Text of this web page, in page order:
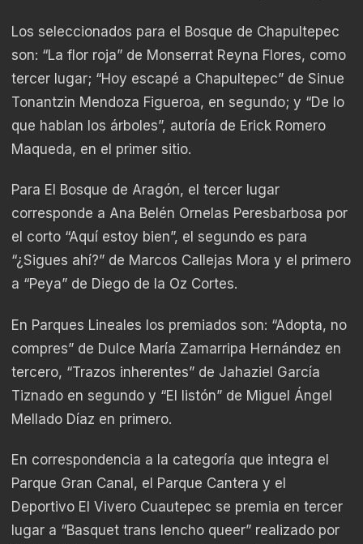
Los seleccionados para el Bosque de Chapultepec
son: “La flor roja” de Monserrat Reyna Flores, como
tercer lugar; “Hoy escapé a Chapultepec” de Sinue
Tonantzin Mendoza Figueroa, en segundo; y “De lo
que hablan los árboles”, autoría de Erick Romero
Maqueda, en el primer sitio.
Para El Bosque de Aragón, el tercer lugar
corresponde a Ana Belén Ornelas Peresbarbosa por
el corto “Aquí estoy bien”, el segundo es para
“¿Sigues ahí?” de Marcos Callejas Mora y el primero
a “Peya” de Diego de la Oz Cortes.
En Parques Lineales los premiados son: “Adopta, no
compres” de Dulce María Zamarripa Hernández en
tercero, “Trazos inherentes” de Jahaziel García
Tiznado en segundo y “El listón” de Miguel Ángel
Mellado Díaz en primero.
En correspondencia a la categoría que integra el
Parque Gran Canal, el Parque Cantera y el
Deportivo El Vivero Cuautepec se premia en tercer
lugar a “Basquet trans lencho queer” realizado por